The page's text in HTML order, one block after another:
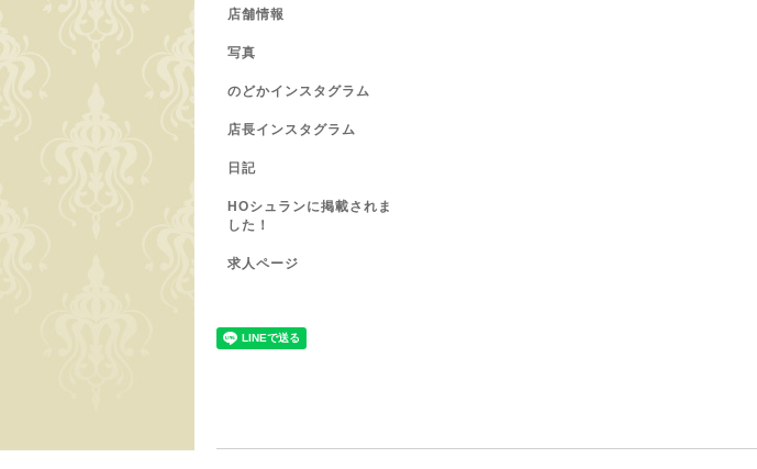
店舗情報
写真
のどかインスタグラム
店長インスタグラム
日記
HOシュランに掲載されま
した！
求人ページ